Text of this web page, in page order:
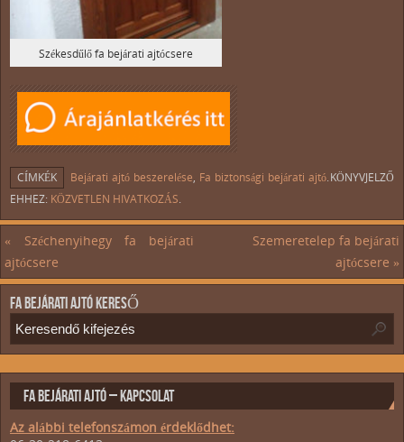
Székesdűlő fa bejárati ajtócsere
CÍMKÉK Bejárati ajtó beszerelése, Fa biztonsági bejárati ajtó.KÖNYVJELZŐ
EHHEZ: KÖZVETLEN HIVATKOZÁS.
« Széchenyihegy fa bejárati
ajtócsere
Szemeretelep fa bejárati
ajtócsere »
FA BEJÁRATI AJTÓ KERESŐ
FA BEJÁRATI AJTÓ – KAPCSOLAT
Az alábbi telefonszámon érdeklődhet: